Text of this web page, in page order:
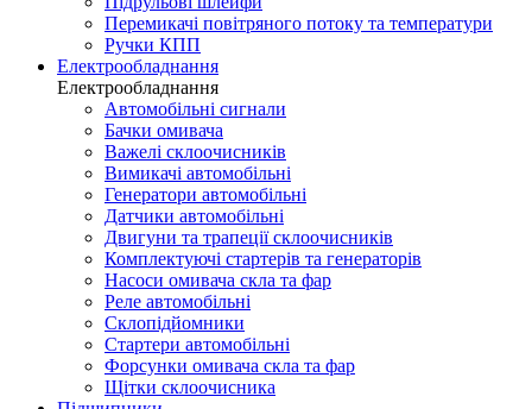
Перемикачі повітряного потоку та температури
Ручки КПП
Електрообладнання
Електрообладнання
Автомобільні сигнали
Бачки омивача
Важелі склоочисників
Вимикачі автомобільні
Генератори автомобільні
Датчики автомобільні
Двигуни та трапеції склоочисників
Комплектуючі стартерів та генераторів
Насоси омивача скла та фар
Реле автомобільні
Склопідйомники
Стартери автомобільні
Форсунки омивача скла та фар
Щітки склоочисника